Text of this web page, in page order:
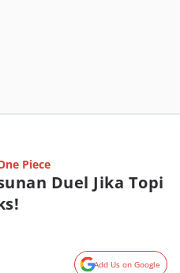
Piece
Duel Jika Topi
Add Us on Google